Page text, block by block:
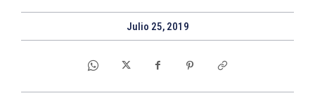
Julio 25, 2019